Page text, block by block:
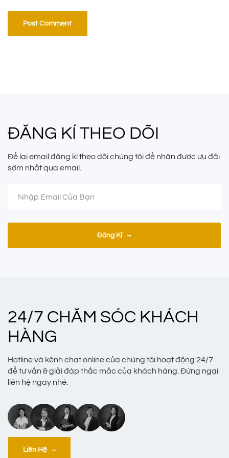
ĐĂNG KÍ THEO DÕI
Để lại email đăng kí theo dõi chúng tôi để nhận được ưu đãi
sớm nhất qua email.
Đăng Kí
24/7 CHĂM SÓC KHÁCH
HÀNG
Hotline và kênh chat online của chúng tôi hoạt động 24/7
để tư vấn & giải đáp thắc mắc của khách hàng. Đừng ngại
liên hệ ngay nhé.
Liên Hệ